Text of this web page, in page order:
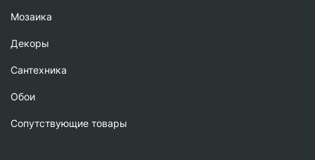
Мозаика
Декоры
Сантехника
Обои
Сопутствующие товары